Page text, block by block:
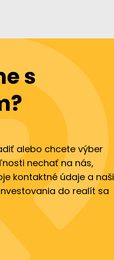
s
alebo chcete výber
nechať na nás,
kontaktné údaje a naši
do realít sa